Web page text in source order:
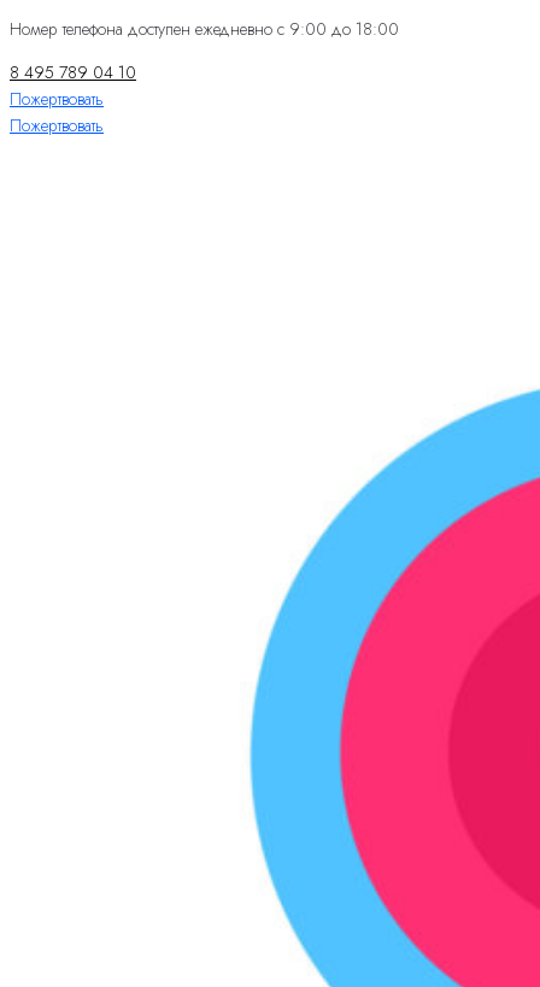
Номер телефона доступен ежедневно с 9:00 до 18:00
8 495 789 04 10
Пожертвовать
Пожертвовать